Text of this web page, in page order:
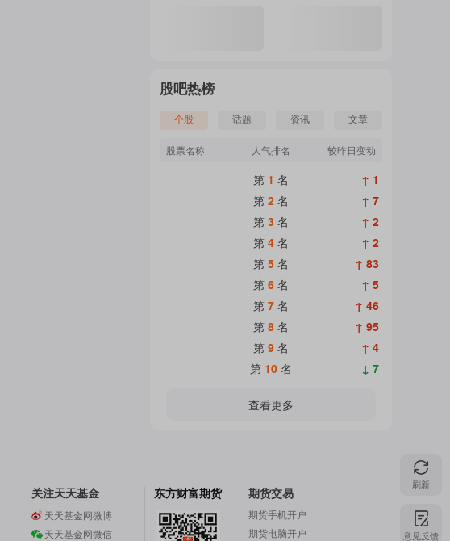
股吧热榜
个股 话题 资讯 文章
股票名称 人气排名 较昨日变动
第 1 名
↑ 1
第 2 名
↑ 7
第 3 名
↑ 2
第 4 名
↑ 2
第 5 名
↑ 83
第 6 名
↑ 5
第 7 名
↑ 46
第 8 名
↑ 95
第 9 名
↑ 4
第 10 名 ↓ 7
查看更多
刷新
意见反馈
关注天天基金
天天基金网微博
天天基金网微信
东方财富期货 期货交易
期货手机开户
期货电脑开户